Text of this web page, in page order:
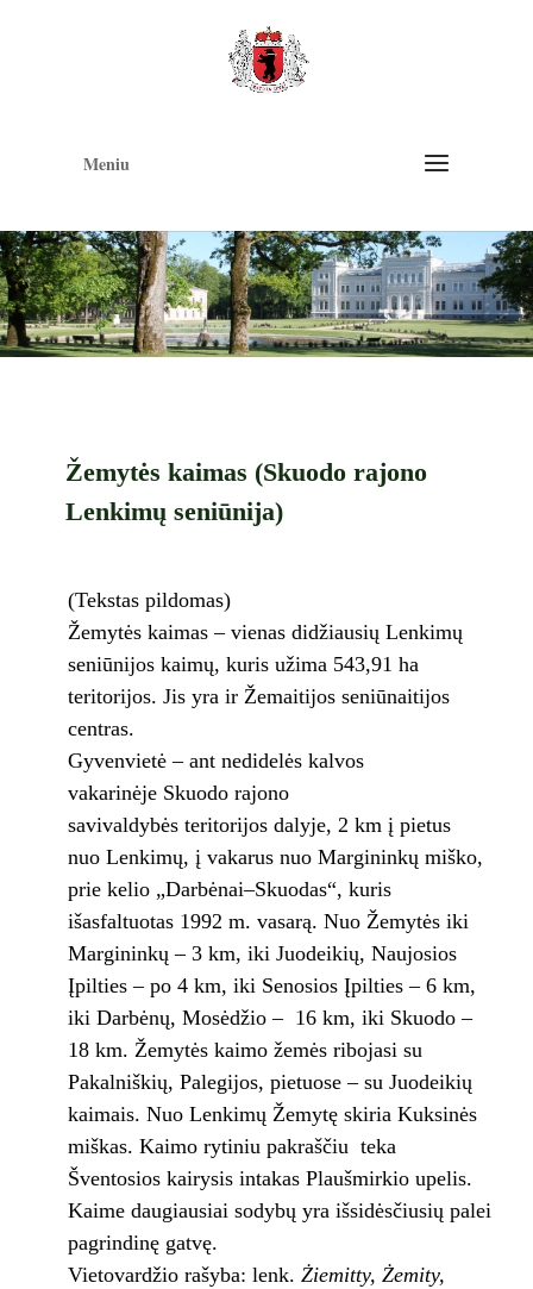
Meniu
Žemytės kaimas (Skuodo rajono
Lenkimų seniūnija)
(Tekstas pildomas)
Žemytės kaimas – vienas didžiausių Lenkimų
seniūnijos kaimų, kuris užima 543,91 ha
teritorijos. Jis yra ir Žemaitijos seniūnaitijos
centras.
Gyvenvietė – ant nedidelės kalvos
vakarinėje Skuodo rajono
savivaldybės teritorijos dalyje, 2 km į pietus
nuo Lenkimų, į vakarus nuo Margininkų miško,
prie kelio „Darbėnai–Skuodas“, kuris
išasfaltuotas 1992 m. vasarą. Nuo Žemytės iki
Margininkų – 3 km, iki Juodeikių, Naujosios
Įpilties – po 4 km, iki Senosios Įpilties – 6 km,
iki Darbėnų, Mosėdžio – 16 km, iki Skuodo –
18 km. Žemytės kaimo žemės ribojasi su
Pakalniškių, Palegijos, pietuose – su Juodeikių
kaimais. Nuo Lenkimų Žemytę skiria Kuksinės
miškas. Kaimo rytiniu pakraščiu teka
Šventosios kairysis intakas Plaušmirkio upelis.
Kaime daugiausiai sodybų yra išsidėsčiusių palei
pagrindinę gatvę.
Vietovardžio rašyba: lenk. Żiemitty, Żemity,